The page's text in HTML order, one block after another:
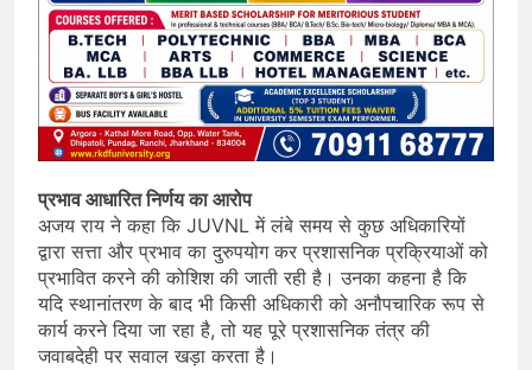
प्रभाव आधारित निर्णय का आरोप
अजय राय ने कहा कि JUVNL में लंबे समय से कुछ अधिकारियों
द्वारा सत्ता और प्रभाव का दुरुपयोग कर प्रशासनिक प्रक्रियाओं को
प्रभावित करने की कोशिश की जाती रही है। उनका कहना है कि
यदि स्थानांतरण के बाद भी किसी अधिकारी को अनौपचारिक रूप से
कार्य करने दिया जा रहा है, तो यह पूरे प्रशासनिक तंत्र की
जवाबदेही पर सवाल खड़ा करता है।